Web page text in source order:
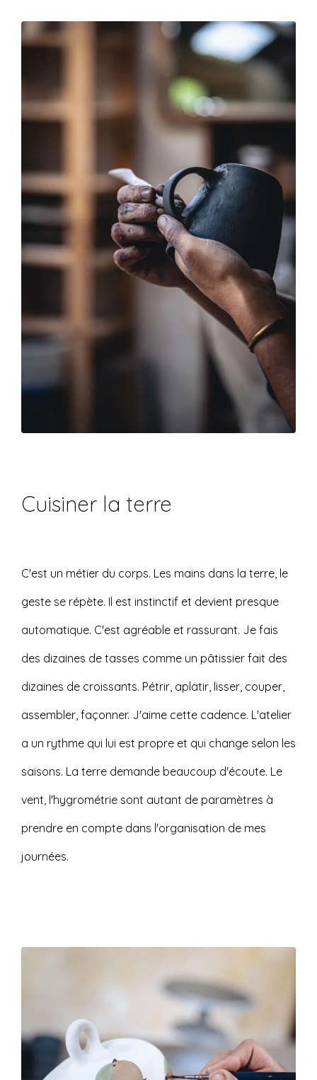
Cuisiner la terre
C'est un métier du corps. Les mains dans la terre, le
geste se répète. Il est instinctif et devient presque
automatique. C'est agréable et rassurant. Je fais
des dizaines de tasses comme un pâtissier fait des
dizaines de croissants. Pétrir, aplatir, lisser, couper,
assembler, façonner. J'aime cette cadence. L'atelier
a un rythme qui lui est propre et qui change selon les
saisons. La terre demande beaucoup d'écoute. Le
vent, l'hygrométrie sont autant de paramètres à
prendre en compte dans l'organisation de mes
journées.